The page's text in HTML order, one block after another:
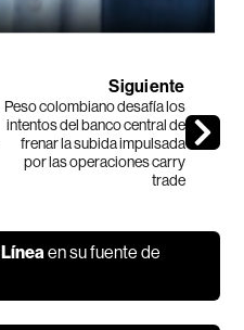
Siguiente
Peso colombiano desafía los
intentos del banco central de
frenar la subida impulsada
por las operaciones carry
trade
en su fuente de